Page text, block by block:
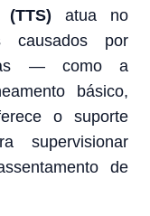
atua no
causados por
— como a
básico,
o suporte
supervisionar
de